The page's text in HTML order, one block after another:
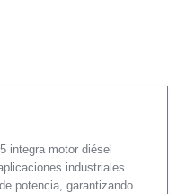
integra motor diésel
industriales.
potencia, garantizando